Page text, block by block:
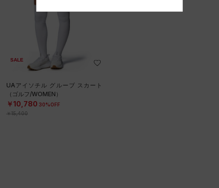
SALE
UAアイソチル グルーブ スカート
（ゴルフ/WOMEN）
￥10,780 30%OFF
￥15,400